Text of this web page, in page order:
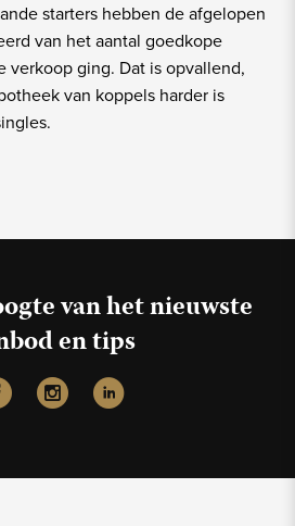
starters hebben de afgelopen
van het aantal goedkope
verkoop ging. Dat is opvallend,
van koppels harder is
van het nieuwste
en tips